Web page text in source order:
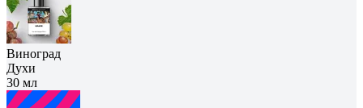
Виноград
Духи
30 мл